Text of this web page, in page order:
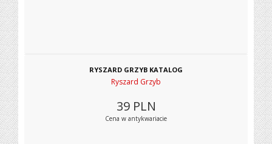
RYSZARD GRZYB KATALOG
Ryszard Grzyb
39 PLN
Cena w antykwariacie